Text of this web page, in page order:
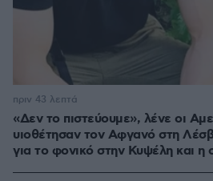
«Δεν το πιστεύουμε», λένε οι
υιοθέτησαν τον Αφγανό στη
για το φονικό στην Κυψέλη και η
πριν 43 λεπτά